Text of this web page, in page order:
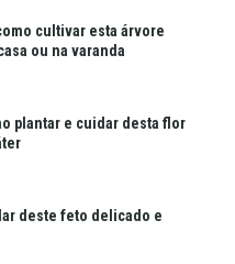
cultivar esta árvore
ou na varanda
plantar e cuidar desta flor
deste feto delicado e